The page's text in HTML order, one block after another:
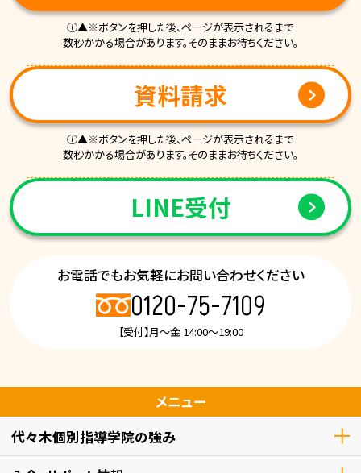
ⓘ▲※ポタンを押した後、ページが表示されるまで
数秒かかる場合があります。そのままお待ちください。
資料請求
ⓘ▲※ボタンを押した後、ページが表示されるまで
数秒かかる場合があります。そのままお待ちください。
LINE受付
お電話でもお気軽にお問い合わせください
0120-75-7109
【受付】月～金 14:00～19:00
メニュー
代々木個別指導学院の強み